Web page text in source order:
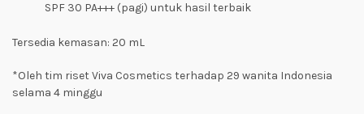
SPF 30 PA+++ (pagi) untuk hasil terbaik
Tersedia kemasan: 20 mL
*Oleh tim riset Viva Cosmetics terhadap 29 wanita Indonesia
selama 4 minggu